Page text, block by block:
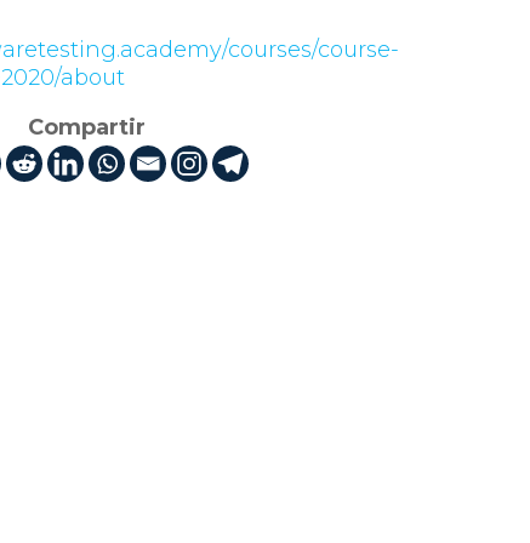
courses/course-
about
Compartir